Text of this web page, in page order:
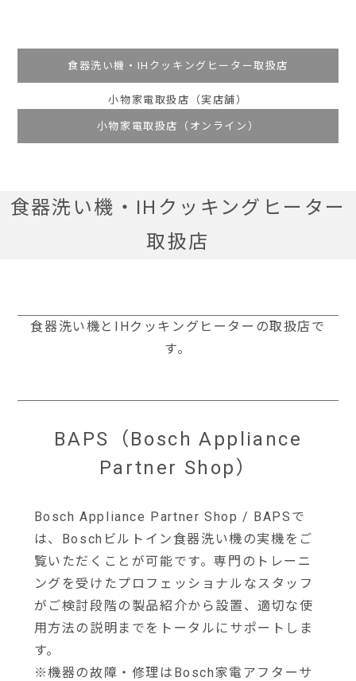
食器洗い機・IHクッキングヒーター取扱店
小物家電取扱店（実店舗）
小物家電取扱店（オンライン）
食器洗い機・IHクッキングヒーター
取扱店
食器洗い機とIHクッキングヒーターの取扱店で
す。
BAPS（Bosch Appliance
Partner Shop）
Bosch Appliance Partner Shop / BAPSで
は、Boschビルトイン食器洗い機の実機をご
覧いただくことが可能です。専門のトレーニ
ングを受けたプロフェッショナルなスタッフ
がご検討段階の製品紹介から設置、適切な使
用方法の説明までをトータルにサポートしま
す。
※機器の故障・修理はBosch家電アフターサ